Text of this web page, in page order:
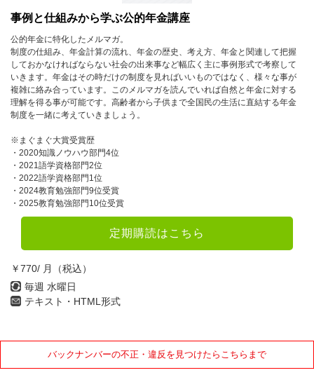
事例と仕組みから学ぶ公的年金講座
公的年金に特化したメルマガ。
制度の仕組み、年金計算の流れ、年金の歴史、考え方、年金と関連して把握
しておかなければならない社会の出来事など幅広く主に事例形式で考察して
いきます。年金はその時だけの制度を見ればいいものではなく、様々な事が
複雑に絡み合っています。このメルマガを読んでいれば自然と年金に対する
理解を得る事が可能です。高齢者から子供まで全国民の生活に直結する年金
制度を一緒に考えていきましょう。
※まぐまぐ大賞受賞歴
・2020知識ノウハウ部門4位
・2021語学資格部門2位
・2022語学資格部門1位
・2024教育勉強部門9位受賞
・2025教育勉強部門10位受賞
定期購読はこちら
￥770/ 月（税込）
毎週 水曜日
テキスト・HTML形式
バックナンバーの不正・違反を見つけたらこちらまで